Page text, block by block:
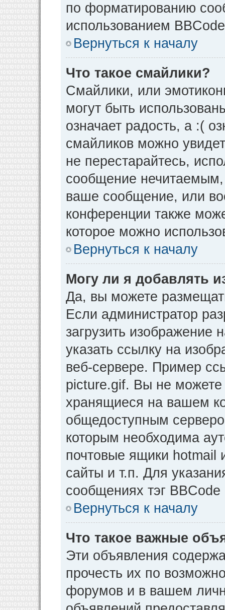
по форматированию
использованием
Вернуться к началу
Что такое смайлики?
Смайлики, или
могут быть
означает радость, а :(
смайликов можно
не перестарайтесь,
сообщение нечитаемым,
ваше сообщение, или
конференции также
которое можно
Вернуться к началу
Могу ли я добавлять
Да, вы можете
Если администратор
загрузить
указать ссылку на
веб-сервере. Пример
picture.gif. Вы не можете
хранящиеся на вашем
общедоступным
которым необходима
почтовые ящики
сайты и т.п. Для
сообщениях тэг BBCode
Вернуться к началу
Что такое важные
Эти объявления
прочесть их по
форумов и в вашем